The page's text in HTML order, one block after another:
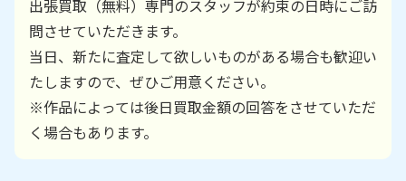
出張買取（無料）専門のスタッフが約束の日時にご訪
問させていただきます。
当日、新たに査定して欲しいものがある場合も歓迎い
たしますので、ぜひご用意ください。
※作品によっては後日買取金額の回答をさせていただ
く場合もあります。